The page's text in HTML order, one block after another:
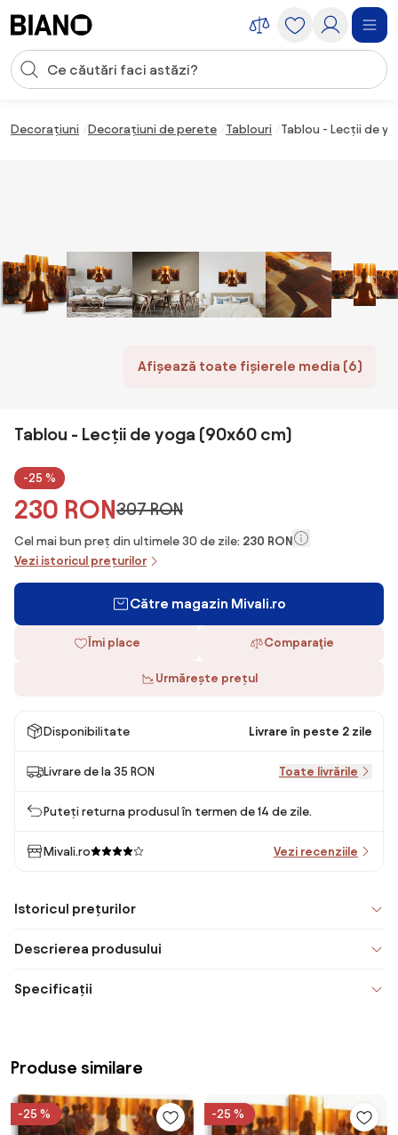
Introducerea căutării
Decorațiuni Decorațiuni de perete Tablouri Tablou - Lecții de
Afișează toate fișierele media (6)
Tablou - Lecții de yoga (90x60 cm)
-25 %
230 RON307 RON
Cel mai bun preț din ultimele 30 de zile: 230 RON
Vezi istoricul prețurilor
Către magazin Mivali.ro
Îmi place Comparaţie
Urmărește prețul
Disponibilitate Livrare în peste 2 zile
Livrare de la 35 RON Toate livrările
Puteți returna produsul în termen de 14 de zile.
Mivali.ro Vezi recenziile
Istoricul prețurilor
Descrierea produsului
Specificații
Produse similare
-25 % -25 %